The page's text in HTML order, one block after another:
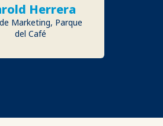
Herrera
Marketing, Parque
del Café